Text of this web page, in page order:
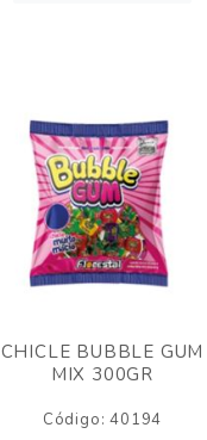
CHICLE BUBBLE GUM
MIX 300GR
Código: 40194